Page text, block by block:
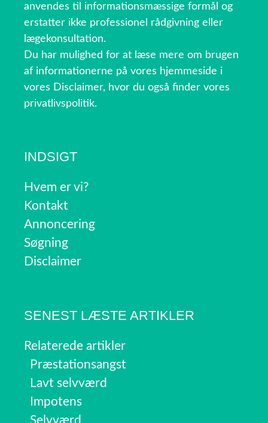
anvendes til informationsmæssige formål og
erstatter ikke professionel rådgivning eller
lægekonsultation.
Du har mulighed for at læse mere om brugen
af informationerne på vores hjemmeside i
vores Disclaimer, hvor du også finder vores
privatlivspolitik.
INDSIGT
Hvem er vi?
Kontakt
Annoncering
Søgning
Disclaimer
SENEST LÆSTE ARTIKLER
Relaterede artikler
Præstationsangst
Lavt selvværd
Impotens
Selvværd